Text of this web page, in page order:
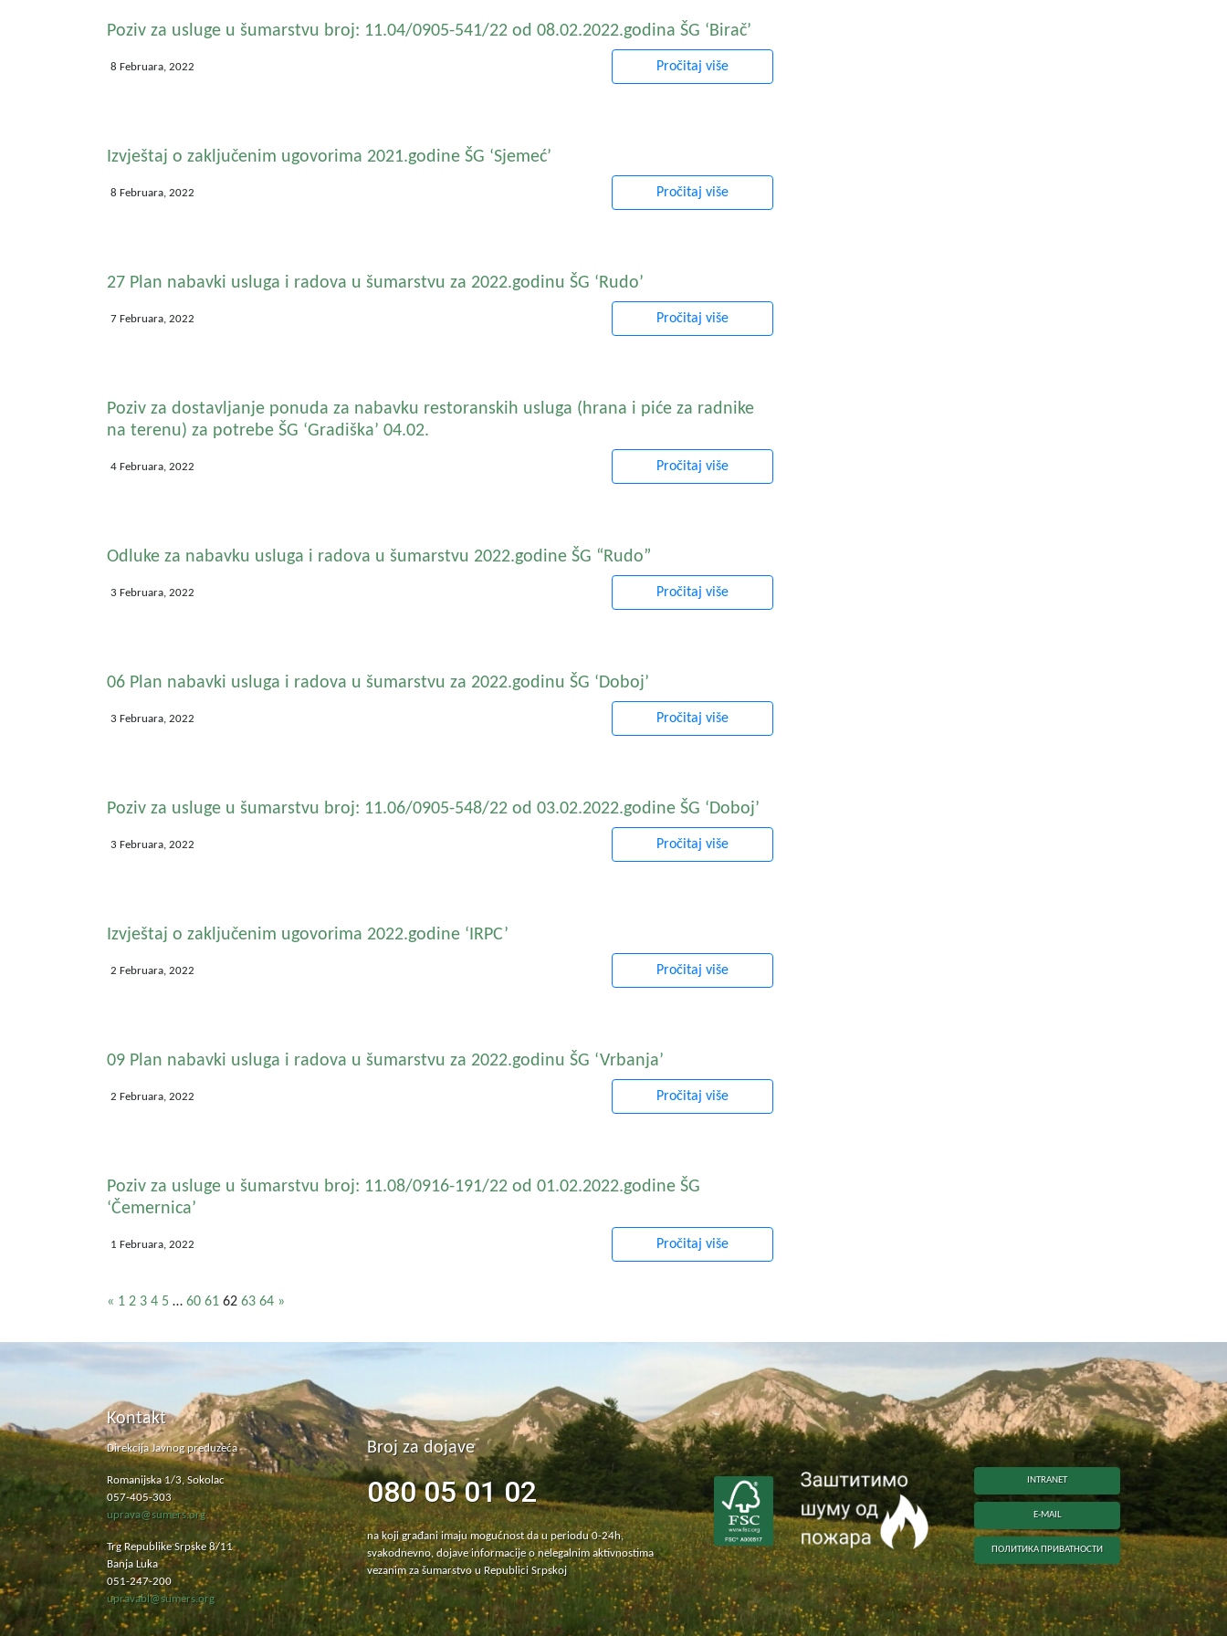
Poziv za usluge u šumarstvu broj: 11.04/0905-541/22 od 08.02.2022.godina ŠG ‘Birač’
8 Februara, 2022 Pročitaj više
Izvještaj o zaključenim ugovorima 2021.godine ŠG ‘Sjemeć’
8 Februara, 2022 Pročitaj više
27 Plan nabavki usluga i radova u šumarstvu za 2022.godinu ŠG ‘Rudo’
7 Februara, 2022 Pročitaj više
Poziv za dostavljanje ponuda za nabavku restoranskih usluga (hrana i piće za radnike
na terenu) za potrebe ŠG ‘Gradiška’ 04.02.
4 Februara, 2022 Pročitaj više
Odluke za nabavku usluga i radova u šumarstvu 2022.godine ŠG “Rudo”
3 Februara, 2022 Pročitaj više
06 Plan nabavki usluga i radova u šumarstvu za 2022.godinu ŠG ‘Doboj’
3 Februara, 2022 Pročitaj više
Poziv za usluge u šumarstvu broj: 11.06/0905-548/22 od 03.02.2022.godine ŠG ‘Doboj’
3 Februara, 2022 Pročitaj više
Izvještaj o zaključenim ugovorima 2022.godine ‘IRPC’
2 Februara, 2022 Pročitaj više
09 Plan nabavki usluga i radova u šumarstvu za 2022.godinu ŠG ‘Vrbanja’
2 Februara, 2022 Pročitaj više
Poziv za usluge u šumarstvu broj: 11.08/0916-191/22 od 01.02.2022.godine ŠG
‘Čemernica’
1 Februara, 2022 Pročitaj više
« 1 2 3 4 5 … 60 61 62 63 64 »
Kontakt
Direkcija Javnog preduzeća
Romanijska 1/3, Sokolac
057-405-303
uprava@sumers.org
Trg Republike Srpske 8/11
Banja Luka
051-247-200
upravabl@sumers.org
Broj za dojave
080 05 01 02
na koji građani imaju mogućnost da u periodu 0-24h,
svakodnevno, dojave informacije o nelegalnim aktivnostima
vezanim za šumarstvo u Republici Srpskoj
INTRANET
E-MAIL
ПОЛИТИКА ПРИВАТНОСТИ